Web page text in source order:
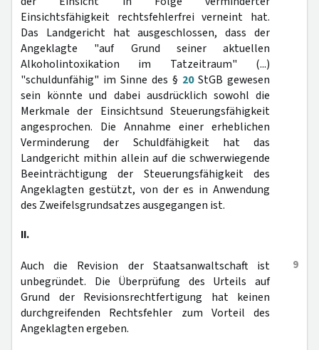
Einsichtsfähigkeit rechtsfehlerfrei verneint hat.
Das Landgericht hat ausgeschlossen, dass der
Angeklagte "auf Grund seiner aktuellen
Alkoholintoxikation im Tatzeitraum" (...)
"schuldunfähig" im Sinne des § 20StGB gewesen
sein könnte und dabei ausdrücklich sowohl die
Merkmale der Einsichtsund Steuerungsfähigkeit
angesprochen. Die Annahme einer erheblichen
Verminderung der Schuldfähigkeit hat das
Landgericht mithin allein auf die schwerwiegende
Beeinträchtigung der Steuerungsfähigkeit des
Angeklagten gestützt, von der es in Anwendung
des Zweifelsgrundsatzes ausgegangen ist.
II.
9
Auch die Revision der Staatsanwaltschaft ist
unbegründet. Die Überprüfung des Urteils auf
Grund der Revisionsrechtfertigung hat keinen
durchgreifenden Rechtsfehler zum Vorteil des
Angeklagten ergeben.